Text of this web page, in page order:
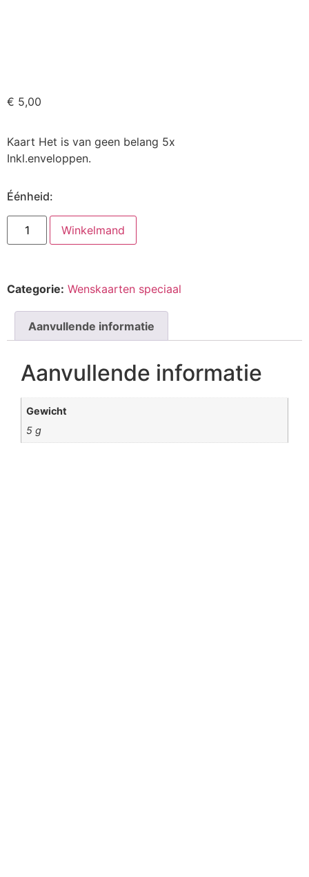
€ 5,00
Kaart Het is van geen belang 5x
Inkl.enveloppen.
Éénheid:
Winkelmand
Categorie: Wenskaarten speciaal
Aanvullende informatie
Aanvullende informatie
Gewicht
5 g